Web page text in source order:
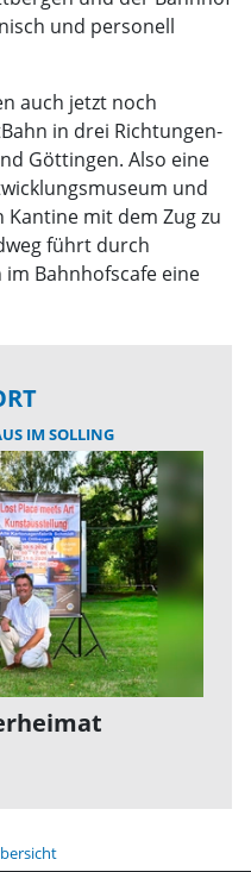
und personell
auch jetzt noch
in drei Richtungen-
Göttingen. Also eine
und
Kantine mit dem Zug zu
führt durch
Bahnhofscafe eine
IM SOLLING